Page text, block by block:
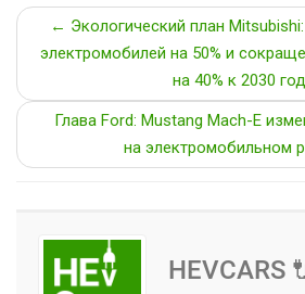
← Экологический план
электромобилей на 50% и
на 40% к 2030
Глава Ford: Mustang Mach-E
на электромобильном
HEVCARS